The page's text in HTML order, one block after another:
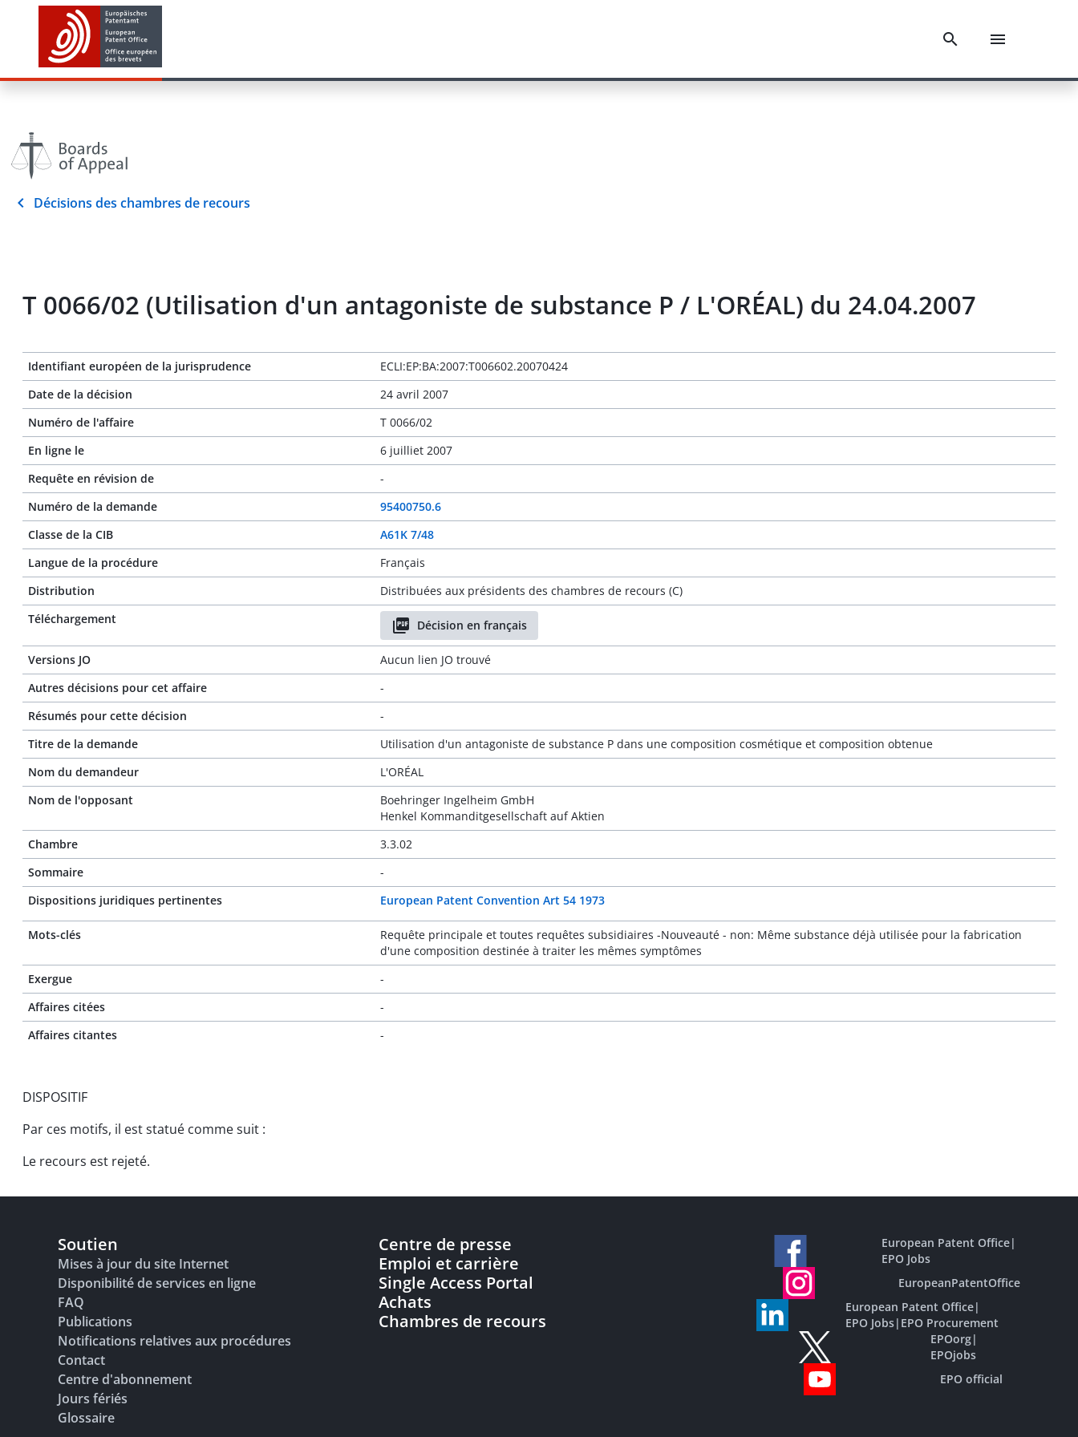
Décisions des chambres de recours
T 0066/02 (Utilisation d'un antagoniste de substance P / L'ORÉAL) du 24.04.2007
Identifiant européen de la jurisprudence
ECLI:EP:BA:2007:T006602.20070424
Date de la décision
24 avril 2007
Numéro de l'affaire
T 0066/02
En ligne le
6 juilliet 2007
Requête en révision de
-
Numéro de la demande
95400750.6
Classe de la CIB
A61K 7/48
Langue de la procédure
Français
Distribution
Distribuées aux présidents des chambres de recours (C)
Téléchargement
Décision en français
Versions JO
Aucun lien JO trouvé
Autres décisions pour cet affaire
-
Résumés pour cette décision
-
Titre de la demande
Utilisation d'un antagoniste de substance P dans une composition cosmétique et composition obtenue
Nom du demandeur
L'ORÉAL
Nom de l'opposant
Boehringer Ingelheim GmbH
Henkel Kommanditgesellschaft auf Aktien
Chambre
3.3.02
Sommaire
-
Dispositions juridiques pertinentes
European Patent Convention Art 54 1973
Mots-clés
Requête principale et toutes requêtes subsidiaires -Nouveauté - non: Même substance déjà utilisée pour la fabrication
d'une composition destinée à traiter les mêmes symptômes
Exergue
-
Affaires citées
-
Affaires citantes
-
DISPOSITIF
Par ces motifs, il est statué comme suit :
Le recours est rejeté.
Soutien
Mises à jour du site Internet
Disponibilité de services en ligne
FAQ
Publications
Notifications relatives aux procédures
Contact
Centre d'abonnement
Jours fériés
Glossaire
Centre de presse
Emploi et carrière
Single Access Portal
Achats
Chambres de recours
European Patent Office|
EPO Jobs
EuropeanPatentOffice
European Patent Office|
EPO Jobs| EPO Procurement
EPOorg|
EPOjobs
EPO official